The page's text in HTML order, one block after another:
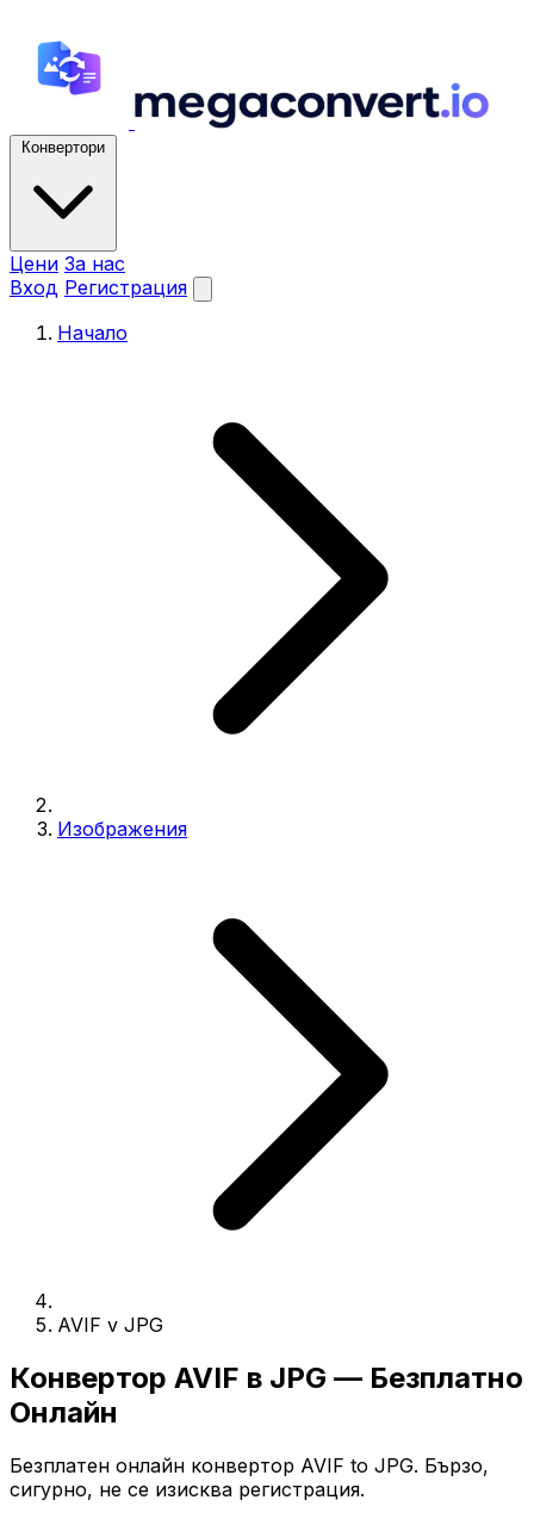
Конвертори
Цени За нас
Вход Регистрация
Начало
Изображения
AVIF v JPG
Конвертор AVIF в JPG — Безплатно
Онлайн
Безплатен онлайн конвертор AVIF to JPG. Бързо,
сигурно, не се изисква регистрация.